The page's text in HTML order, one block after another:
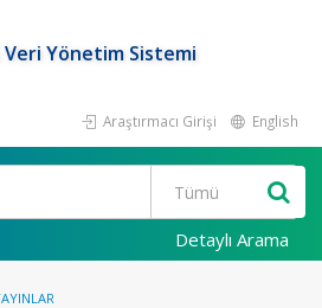
Yönetim Sistemi
Araştırmacı Girişi English
Detaylı Arama